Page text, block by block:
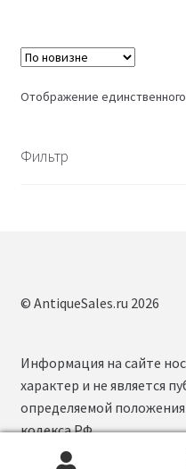
Отображение
Фильтр
© AntiqueSales.ru 2026
Информация на сайте
характер и не является
определяемой
кодекса РФ.